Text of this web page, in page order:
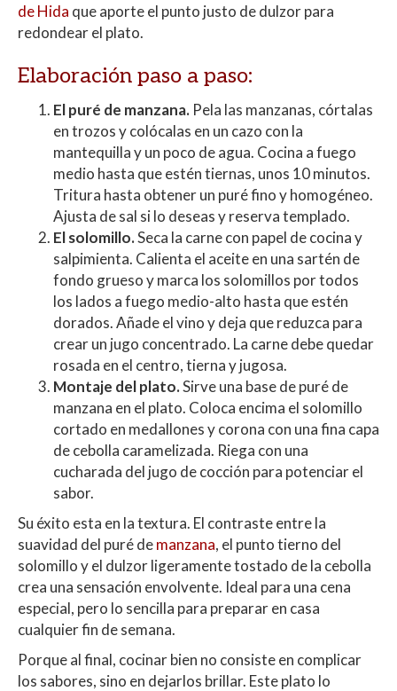
de Hida que aporte el punto justo de dulzor para
redondear el plato.
Elaboración paso a paso:
El puré de manzana. Pela las manzanas, córtalas
en trozos y colócalas en un cazo con la
mantequilla y un poco de agua. Cocina a fuego
medio hasta que estén tiernas, unos 10 minutos.
Tritura hasta obtener un puré fino y homogéneo.
Ajusta de sal si lo deseas y reserva templado.
El solomillo.Seca la carne con papel de cocina y
salpimienta. Calienta el aceite en una sartén de
fondo grueso y marca los solomillos por todos
los lados a fuego medio-alto hasta que estén
dorados. Añade el vino y deja que reduzca para
crear un jugo concentrado. La carne debe quedar
rosada en el centro, tierna y jugosa.
Montaje del plato.Sirve una base de puré de
manzana en el plato. Coloca encima el solomillo
cortado en medallones y corona con una fina capa
de cebolla caramelizada. Riega con una
cucharada del jugo de cocción para potenciar el
sabor.
Su éxito esta en la textura. El contraste entre la
suavidad del puré demanzana, el punto tierno del
solomillo y el dulzor ligeramente tostado de la cebolla
crea una sensación envolvente. Ideal para una cena
especial, pero lo sencilla para preparar en casa
cualquier fin de semana.
Porque al final, cocinar bien no consiste en complicar
los sabores, sino en dejarlos brillar. Este plato lo